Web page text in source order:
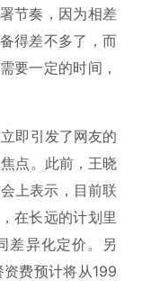
节奏，因为相差
得差不多了，而
要一定的时间，
即引发了网友的
点。此前，王晓
上表示，目前联
在长远的计划里
差异化定价。另
费预计将从199